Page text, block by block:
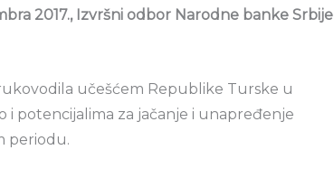
2017., Izvršni odbor Narodne banke Srbije
učešćem Republike Turske u
i potencijalima za jačanje i unapređenje
periodu.